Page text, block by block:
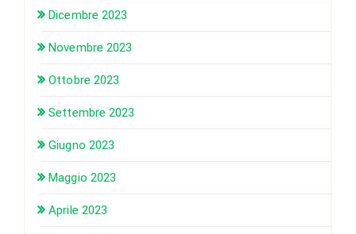
Dicembre 2023
Novembre 2023
Ottobre 2023
Settembre 2023
Giugno 2023
Maggio 2023
Aprile 2023